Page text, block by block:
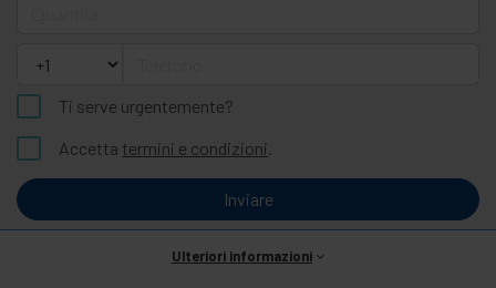
Ti serve urgentemente?
Accetta termini e condizioni.
Inviare
Ulteriori informazioni